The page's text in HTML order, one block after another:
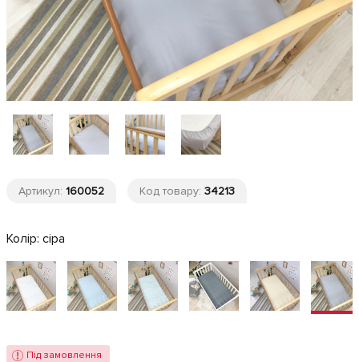
Артикул: 160052 Код товару: 34213
Колір: сіра
Під замовлення